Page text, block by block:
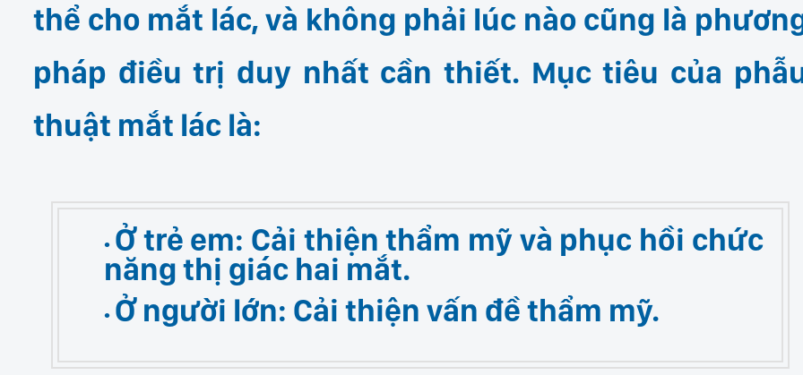
thể cho mắt lác, và không phải lúc nào cũng là
pháp điều trị duy nhất cần thiết. Mục tiêu của
thuật mắt lác là:
Ở trẻ em: Cải thiện thẩm mỹ và phục hồi chức
năng thị giác hai mắt.
Ở người lớn: Cải thiện vấn đề thẩm mỹ.